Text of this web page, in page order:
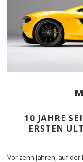
10 JAHRE
ERSTEN
Vor zehn Jahren, auf der